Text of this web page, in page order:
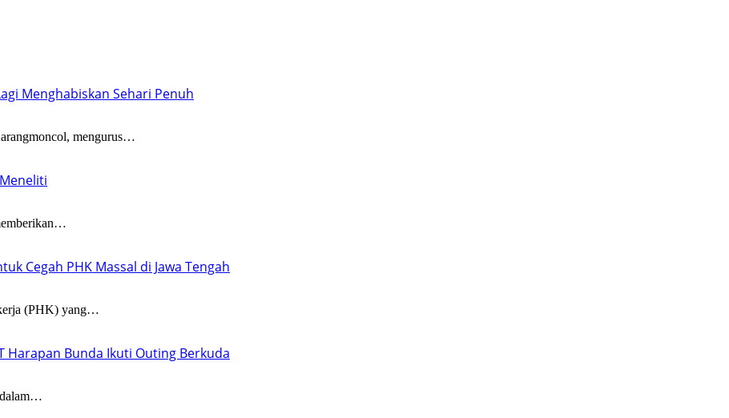
Menghabiskan Sehari Penuh
mengurus…
Cegah PHK Massal di Jawa Tengah
(PHK) yang…
Harapan Bunda Ikuti Outing Berkuda